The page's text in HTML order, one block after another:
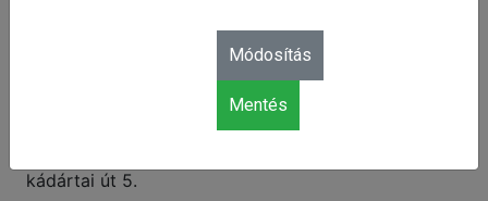
Veszprém Handball Team Zrt.
kádártai út 5.
Módosítás
Mentés